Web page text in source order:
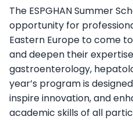
The ESPGHAN Summer
opportunity for
Eastern Europe to come
and deepen their
gastroenterology,
year’s program is
inspire innovation, and
academic skills of all